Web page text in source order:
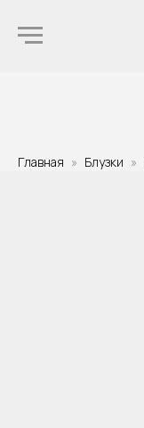
Главная Блузки